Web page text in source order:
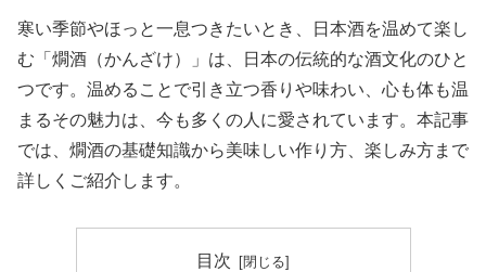
寒い季節やほっと一息つきたいとき、日本酒を温めて楽し
む「燗酒（かんざけ）」は、日本の伝統的な酒文化のひと
つです。温めることで引き立つ香りや味わい、心も体も温
まるその魅力は、今も多くの人に愛されています。本記事
では、燗酒の基礎知識から美味しい作り方、楽しみ方まで
詳しくご紹介します。
目次